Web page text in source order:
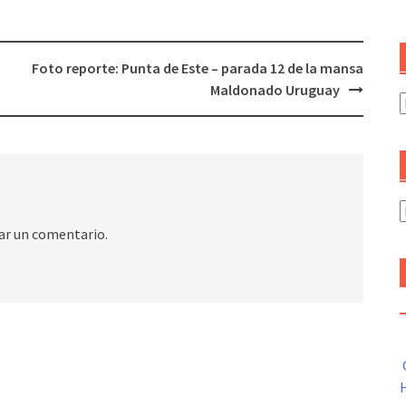
Foto reporte: Punta de Este – parada 12 de la mansa
Maldonado Uruguay
un comentario.